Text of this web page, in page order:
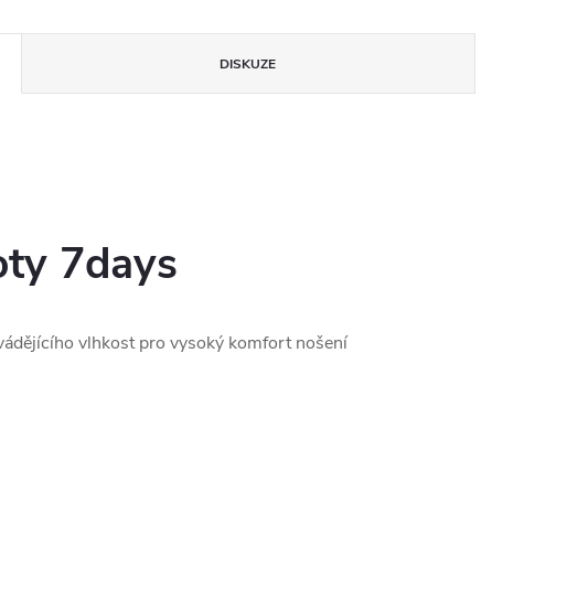
DISKUZE
7days
vlhkost pro vysoký komfort nošení